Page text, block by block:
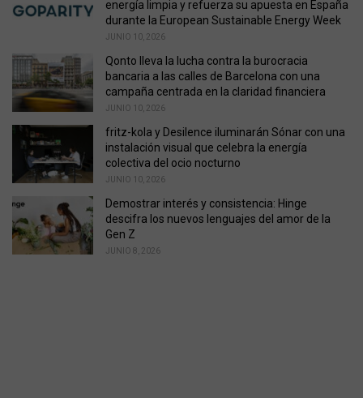
energía limpia y refuerza su apuesta en España
durante la European Sustainable Energy Week
JUNIO 10, 2026
Qonto lleva la lucha contra la burocracia
bancaria a las calles de Barcelona con una
campaña centrada en la claridad financiera
JUNIO 10, 2026
fritz-kola y Desilence iluminarán Sónar con una
instalación visual que celebra la energía
colectiva del ocio nocturno
JUNIO 10, 2026
Demostrar interés y consistencia: Hinge
descifra los nuevos lenguajes del amor de la
Gen Z
JUNIO 8, 2026